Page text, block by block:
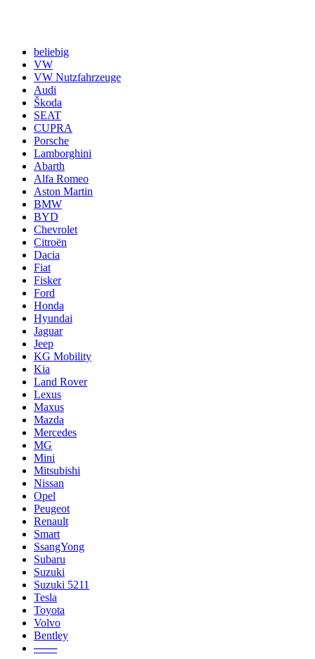
beliebig
VW
VW Nutzfahrzeuge
Audi
Škoda
SEAT
CUPRA
Porsche
Lamborghini
Abarth
Alfa Romeo
Aston Martin
BMW
BYD
Chevrolet
Citroën
Dacia
Fiat
Fisker
Ford
Honda
Hyundai
Jaguar
Jeep
KG Mobility
Kia
Land Rover
Lexus
Maxus
Mazda
Mercedes
MG
Mini
Mitsubishi
Nissan
Opel
Peugeot
Renault
Smart
SsangYong
Subaru
Suzuki
Suzuki 5211
Tesla
Toyota
Volvo
Bentley
───